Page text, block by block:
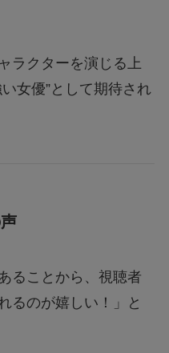
ラクターを演じる上
女優”として期待され
ることから、視聴者
るのが嬉しい！」と